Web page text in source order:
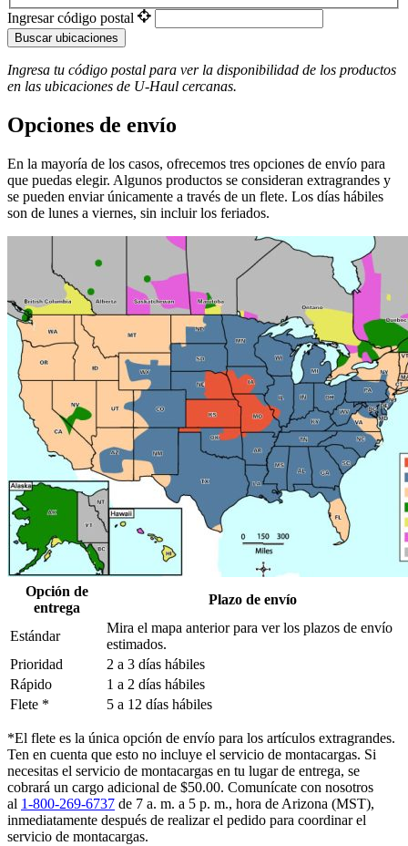
Ingresar código postal
Buscar ubicaciones
Ingresa tu código postal para ver la disponibilidad de los productos
en las ubicaciones de U-Haul ​​​​​​​ cercanas.
Opciones de envío
En la mayoría de los casos, ofrecemos tres opciones de envío para
que puedas elegir. Algunos productos se consideran extragrandes y
se pueden enviar únicamente a través de un flete. Los días hábiles
son de lunes a viernes, sin incluir los feriados.
Opción de
entrega
Plazo de envío
Estándar
Mira el mapa anterior para ver los plazos de envío
estimados.
Prioridad
2 a 3 días hábiles
Rápido
1 a 2 días hábiles
Flete *
5 a 12 días hábiles
*El flete es la única opción de envío para los artículos extragrandes.
Ten en cuenta que esto no incluye el servicio de montacargas. Si
necesitas el servicio de montacargas en tu lugar de entrega, se
cobrará un cargo adicional de $50.00. Comunícate con nosotros
al 1-800-269-6737 de 7 a. m. a 5 p. m., hora de Arizona (MST),
inmediatamente después de realizar el pedido para coordinar el
servicio de montacargas.